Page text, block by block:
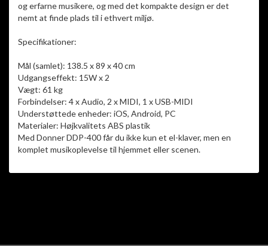
og erfarne musikere, og med det kompakte design er det
nemt at finde plads til i ethvert miljø.
Specifikationer:
Mål (samlet): 138.5 x 89 x 40 cm
Udgangseffekt: 15W x 2
Vægt: 61 kg
Forbindelser: 4 x Audio, 2 x MIDI, 1 x USB-MIDI
Understøttede enheder: iOS, Android, PC
Materialer: Højkvalitets ABS plastik
Med Donner DDP-400 får du ikke kun et el-klaver, men en
komplet musikoplevelse til hjemmet eller scenen.